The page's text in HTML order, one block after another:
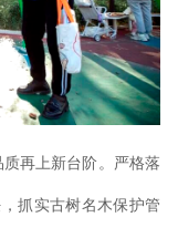
再上新台阶。严格落
抓实古树名木保护管